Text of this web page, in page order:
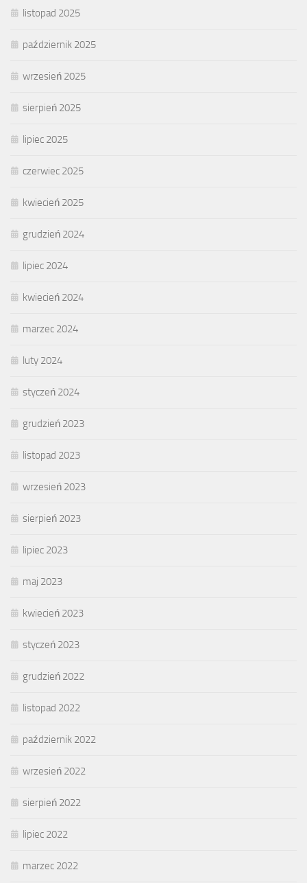
listopad 2025
październik 2025
wrzesień 2025
sierpień 2025
lipiec 2025
czerwiec 2025
kwiecień 2025
grudzień 2024
lipiec 2024
kwiecień 2024
marzec 2024
luty 2024
styczeń 2024
grudzień 2023
listopad 2023
wrzesień 2023
sierpień 2023
lipiec 2023
maj 2023
kwiecień 2023
styczeń 2023
grudzień 2022
listopad 2022
październik 2022
wrzesień 2022
sierpień 2022
lipiec 2022
marzec 2022